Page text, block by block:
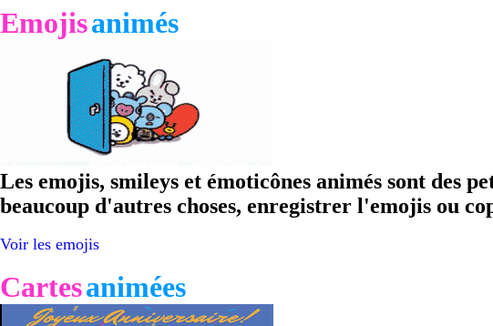
Emojisanimés
Les emojis, smileys et émoticônes animés sont des
beaucoup d'autres choses, enregistrer l'emojis ou
Voir les emojis
Cartesanimées